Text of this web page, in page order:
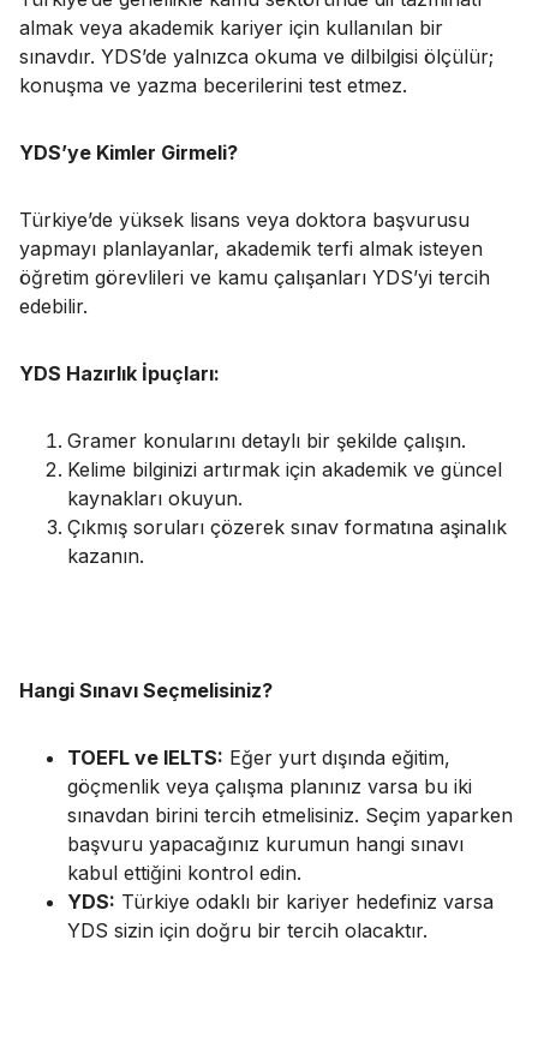
almak veya akademik kariyer için kullanılan bir
sınavdır. YDS’de yalnızca okuma ve dilbilgisi ölçülür;
konuşma ve yazma becerilerini test etmez.
YDS’ye Kimler Girmeli?
Türkiye’de yüksek lisans veya doktora başvurusu
yapmayı planlayanlar, akademik terfi almak isteyen
öğretim görevlileri ve kamu çalışanları YDS’yi tercih
edebilir.
YDS Hazırlık İpuçları:
Gramer konularını detaylı bir şekilde çalışın.
Kelime bilginizi artırmak için akademik ve güncel
kaynakları okuyun.
Çıkmış soruları çözerek sınav formatına aşinalık
kazanın.
Hangi Sınavı Seçmelisiniz?
TOEFL ve IELTS: Eğer yurt dışında eğitim,
göçmenlik veya çalışma planınız varsa bu iki
sınavdan birini tercih etmelisiniz. Seçim yaparken
başvuru yapacağınız kurumun hangi sınavı
kabul ettiğini kontrol edin.
YDS: Türkiye odaklı bir kariyer hedefiniz varsa
YDS sizin için doğru bir tercih olacaktır.